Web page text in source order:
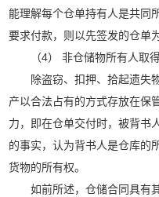
能理解每个仓单持有人是共同
要求付款，则以先签发的仓单
（4） 非仓储物所有人取
除盗窃、扣押、拾起遗失
产以合法占有的方式存放在保
力，即在仓单交付时，被背书
的事实，认为背书人是仓库的
货物的所有权。
如前所述，仓储合同具有